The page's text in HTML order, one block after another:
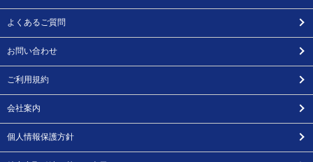
よくあるご質問
お問い合わせ
ご利用規約
会社案内
個人情報保護方針